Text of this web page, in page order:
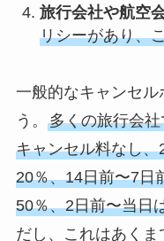
旅行会社や航空
リシーがあり、
一般的なキャンセル
う。 多くの旅行会
キャンセル料なし
20％、14日前〜7日
50％、2日前〜当日
だし、これはあく